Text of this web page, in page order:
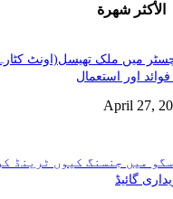
الأكثر شهرة
میں ملک تھیسل(اونٹ
اور استعمال
April 27,
گائیڈ